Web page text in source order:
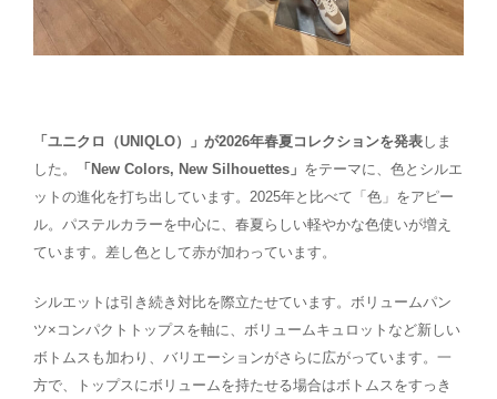
「ユニクロ（UNIQLO）」が2026年春夏コレクションを発表 しま
した。
「New Colors, New Silhouettes」 をテーマに、色とシルエ
ットの進化を打ち出しています。2025年と比べて「色」をアピー
ル。パステルカラーを中心に、春夏らしい軽やかな色使いが増え
ています。差し色として赤が加わっています。
シルエットは引き続き対比を際立たせています。ボリュームパン
ツ×コンパクトトップスを軸に、ボリュームキュロットなど新しい
ボトムスも加わり、バリエーションがさらに広がっています。一
方で、トップスにボリュームを持たせる場合はボトムスをすっき